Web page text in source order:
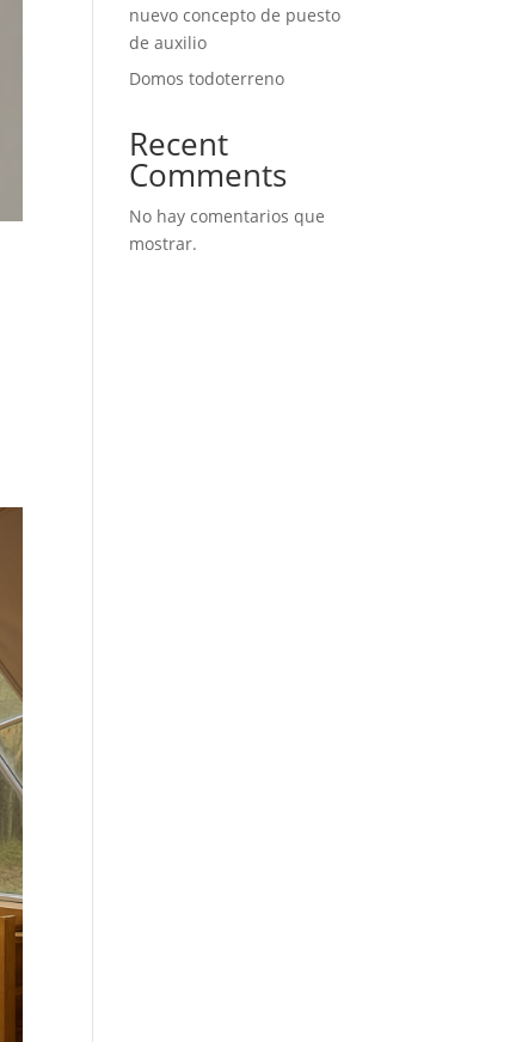
nuevo concepto de puesto
de auxilio
Domos todoterreno
Recent
Comments
No hay comentarios que
mostrar.